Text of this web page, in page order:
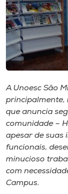
Editora
Rádio
Unoesc
Store
Selecione
o idioma
A Unoesc São
principalmente,
que anuncia
comunidade –
apesar de suas
funcionais,
minucioso
com
Campus.